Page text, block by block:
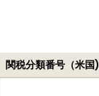
関税分類番号（米国)